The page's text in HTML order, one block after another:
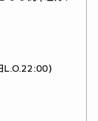
）